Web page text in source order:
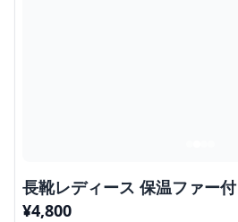
長靴レディース 保温ファー
¥4,800